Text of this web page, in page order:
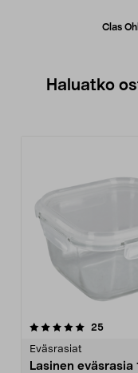
Clas
Haluatko
25
Eväsrasiat
Lasinen eväsrasia